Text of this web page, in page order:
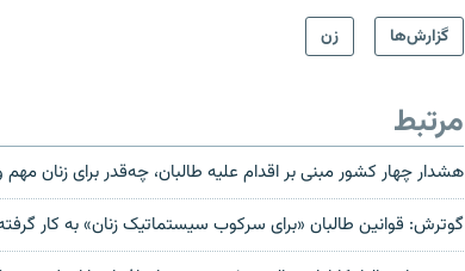
گزارش‌ها
زن
مرتبط
هشدار چهار کشور مبنی بر اقدام علیه طالبان، چه‌قدر برای زنان
گوترش: قوانین طالبان «برای سرکوب سیستماتیک زنان» به کار